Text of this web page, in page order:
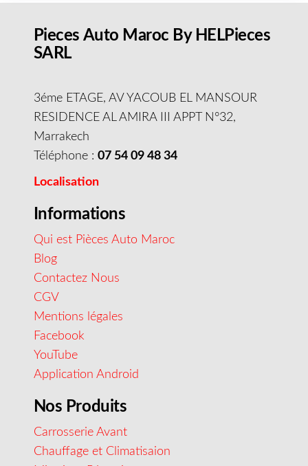
Pieces Auto Maroc By HELPieces
SARL
3éme ETAGE, AV YACOUB EL MANSOUR
RESIDENCE AL AMIRA III APPT N°32,
Marrakech
Téléphone : 07 54 09 48 34
Localisation
Informations
Qui est Pièces Auto Maroc
Blog
Contactez Nous
CGV
Mentions légales
Facebook
YouTube
Application Android
Nos Produits
Carrosserie Avant
Chauffage et Climatisaion